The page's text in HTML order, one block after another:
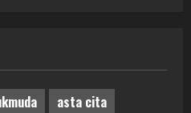
asta cita